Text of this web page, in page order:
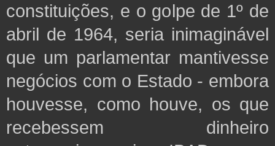
constituições, e o golpe de 1º de
abril de 1964, seria inimaginável
que um parlamentar mantivesse
negócios com o Estado - embora
houvesse, como houve, os que
recebessem dinheiro